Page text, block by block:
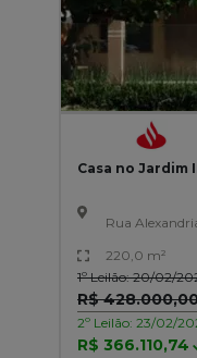
Casa no Jardim
Rua
220,0 m²
1º Leilão: 20/02/
R$
2º Leilão: 23/02/
R$ 366.110,74